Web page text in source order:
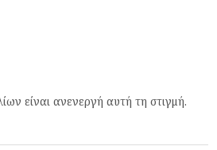
είναι ανενεργή αυτή τη στιγμή.